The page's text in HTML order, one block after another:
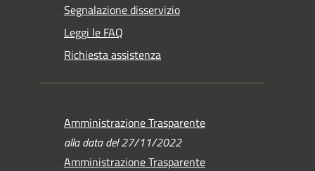
Segnalazione disservizio
Leggi le FAQ
Richiesta assistenza
Amministrazione Trasparente
alla data del 27/11/2022
Amministrazione Trasparente